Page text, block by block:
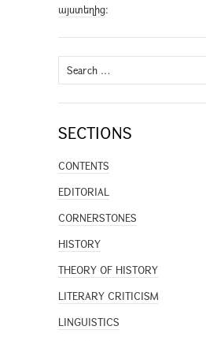
այստեղից։
Search
for:
SECTIONS
CONTENTS
EDITORIAL
CORNERSTONES
HISTORY
THEORY OF HISTORY
LITERARY CRITICISM
LINGUISTICS